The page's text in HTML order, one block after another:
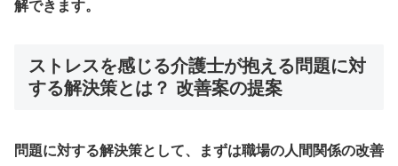
解できます。
ストレスを感じる介護士が抱える問題に対
する解決策とは？ 改善案の提案
問題に対する解決策として、まずは職場の人間関係の改善